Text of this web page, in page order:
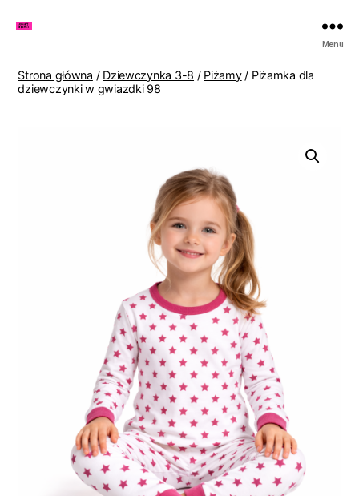
Lenki
Menu
Strona główna / Dziewczynka 3-8 / Piżamy/ Piżamka dla
dziewczynki w gwiazdki 98